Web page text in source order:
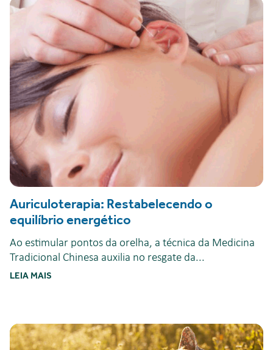
Auriculoterapia: Restabelecendo o
equilíbrio energético
Ao estimular pontos da orelha, a técnica da Medicina
Tradicional Chinesa auxilia no resgate da...
LEIA MAIS